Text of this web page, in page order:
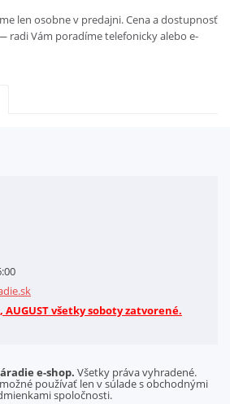
len osobne v predajni. Cena a dostupnosť
radi Vám poradíme telefonicky alebo e-
osobných údajov HQ Tools, spol. s r. o.
AUGUST všetky soboty zatvorené.
e-shop. Všetky práva vyhradené.
používať len v súlade s obchodnými
spoločnosti.